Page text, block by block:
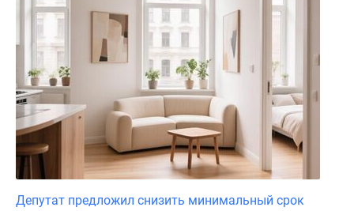
Депутат предложил снизить минимальный срок